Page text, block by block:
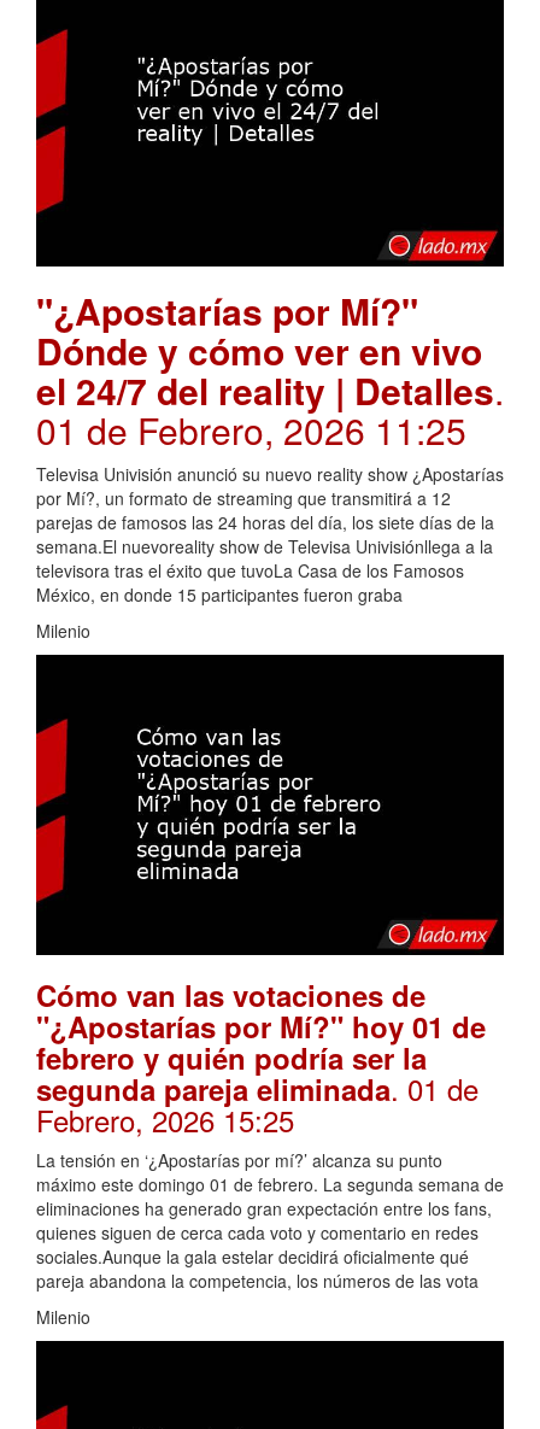
"¿Apostarías por Mí?"
Dónde y cómo ver en vivo
el 24/7 del reality | Detalles.
01 de Febrero, 2026 11:25
Televisa Univisión anunció su nuevo reality show ¿Apostarías
por Mí?, un formato de streaming que transmitirá a 12
parejas de famosos las 24 horas del día, los siete días de la
semana.El nuevoreality show de Televisa Univisiónllega a la
televisora tras el éxito que tuvoLa Casa de los Famosos
México, en donde 15 participantes fueron graba
Milenio
Cómo van las votaciones de
"¿Apostarías por Mí?" hoy 01 de
febrero y quién podría ser la
segunda pareja eliminada. 01 de
Febrero, 2026 15:25
La tensión en ‘¿Apostarías por mí?’ alcanza su punto
máximo este domingo 01 de febrero. La segunda semana de
eliminaciones ha generado gran expectación entre los fans,
quienes siguen de cerca cada voto y comentario en redes
sociales.Aunque la gala estelar decidirá oficialmente qué
pareja abandona la competencia, los números de las vota
Milenio